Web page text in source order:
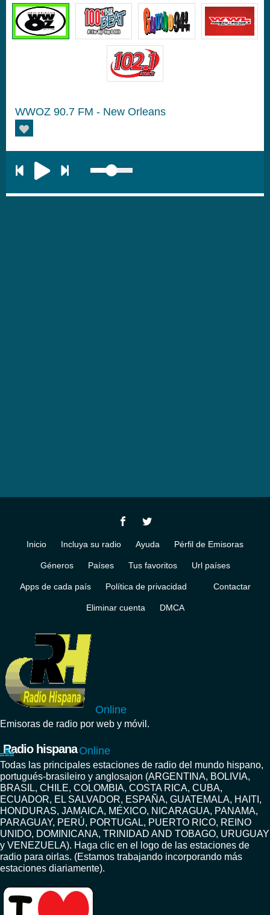
WWOZ 90.7 FM - New Orleans
Inicio Incluya su radio Ayuda Pérfil de Emisoras
Géneros Países Tus favoritos Url países
Apps de cada país Política de privacidad Contactar
Eliminar cuenta DMCA
Online
Emisoras de radio por web y móvil.
Radio hispana Online
Todas las principales estaciones de radio del mundo hispano,
portugués-brasileiro y anglosajon (ARGENTINA, BOLIVIA,
BRASIL, CHILE, COLOMBIA, COSTA RICA, CUBA,
ECUADOR, EL SALVADOR, ESPAÑA, GUATEMALA, HAITI,
HONDURAS, JAMAICA, MÉXICO, NICARAGUA, PANAMA,
PARAGUAY, PERÚ, PORTUGAL, PUERTO RICO, REINO
UNIDO, DOMINICANA, TRINIDAD AND TOBAGO, URUGUAY
y VENEZUELA). Haga clic en el logo de las estaciones de
radio para oirlas. (Estamos trabajando incorporando más
estaciones diariamente).